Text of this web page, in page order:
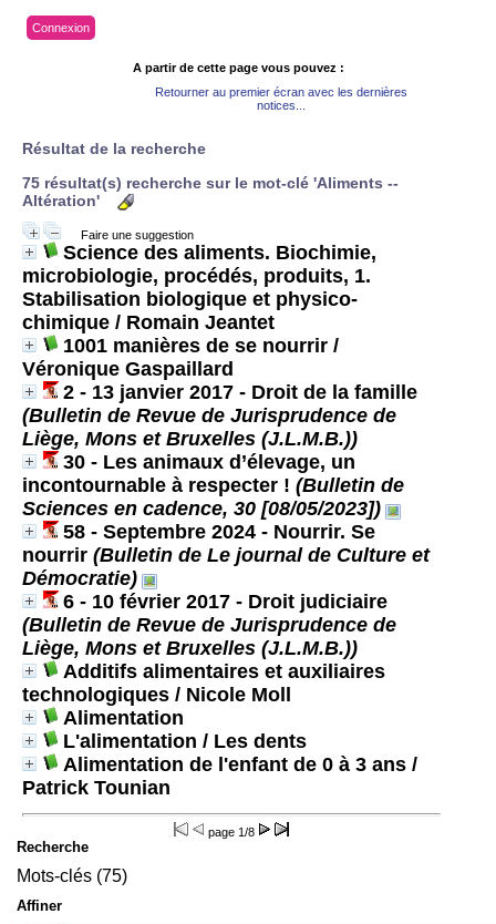
Connexion
A partir de cette page vous pouvez :
Retourner au premier écran avec les dernières
notices...
Résultat de la recherche
75 résultat(s) recherche sur le mot-clé 'Aliments --
Altération'
Faire une suggestion
Science des aliments. Biochimie,
microbiologie, procédés, produits, 1.
Stabilisation biologique et physico-
chimique / Romain Jeantet
1001 manières de se nourrir /
Véronique Gaspaillard
2 - 13 janvier 2017 - Droit de la famille
(Bulletin de Revue de Jurisprudence de
Liège, Mons et Bruxelles (J.L.M.B.))
30 - Les animaux d’élevage, un
incontournable à respecter ! (Bulletin de
Sciences en cadence, 30 [08/05/2023])
58 - Septembre 2024 - Nourrir. Se
nourrir (Bulletin de Le journal de Culture et
Démocratie)
6 - 10 février 2017 - Droit judiciaire
(Bulletin de Revue de Jurisprudence de
Liège, Mons et Bruxelles (J.L.M.B.))
Additifs alimentaires et auxiliaires
technologiques / Nicole Moll
Alimentation
L'alimentation / Les dents
Alimentation de l'enfant de 0 à 3 ans /
Patrick Tounian
page 1/8
Recherche
Mots-clés (75)
Affiner